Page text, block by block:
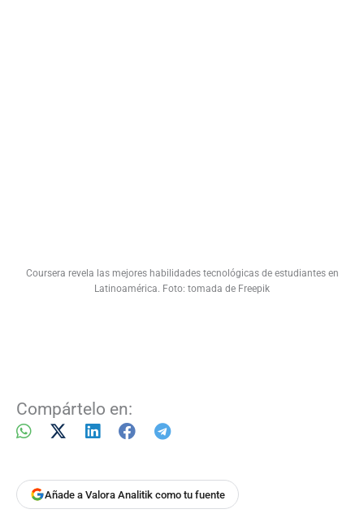
Coursera revela las mejores habilidades tecnológicas de estudiantes en
Latinoamérica. Foto: tomada de Freepik
Compártelo en:
Añade a Valora Analitik como tu fuente